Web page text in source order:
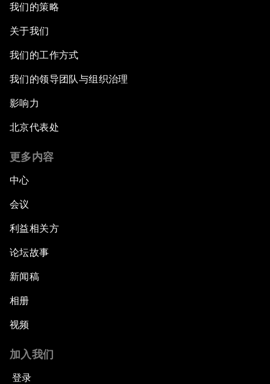
我们的策略
关于我们
我们的工作方式
我们的领导团队与组织治理
影响力
北京代表处
更多内容
中心
会议
利益相关方
论坛故事
新闻稿
相册
视频
加入我们
登录